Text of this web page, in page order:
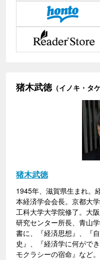
猪木武徳（イノキ・タ
猪木武徳
1945年、滋賀県生まれ。
本経済学会会長。京都大
工科大学大学院修了。大
研究センター所長、青山
書に、『経済思想』、『
史』、『経済学に何がで
モクラシーの宿命』など。